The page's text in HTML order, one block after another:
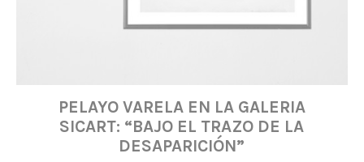
PELAYO VARELA EN LA GALERIA
SICART: “BAJO EL TRAZO DE LA
DESAPARICIÓN”